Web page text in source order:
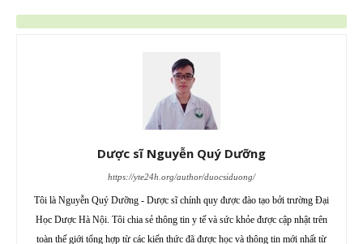
Dược sĩ Nguyễn Quý Dưỡng
https://yte24h.org/author/duocsiduong/
Tôi là Nguyễn Quý Dưỡng - Dược sĩ chính quy được đào tạo bởi trường Đại
Học Dược Hà Nội. Tôi chia sẻ thông tin y tế và sức khỏe được cập nhật trên
toàn thế giới tổng hợp từ các kiến thức đã được học và thông tin mới nhất từ